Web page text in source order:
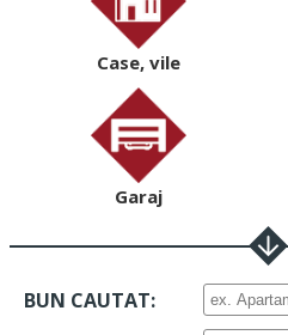
Case, vile
Garaj
BUN CAUTAT: